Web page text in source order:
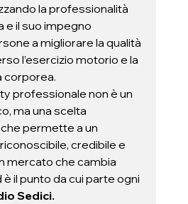
la professionalità
e il suo impegno
a migliorare la qualità
l’esercizio motorio e la
corporea.
professionale non è un
ma una scelta
permette a un
credibile e
mercato che cambia
il punto da cui parte ogni
Sedici.